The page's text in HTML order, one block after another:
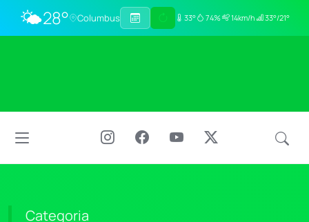
🌤️28° Columbus 33° 74% 14km/h 33°/21°
Categoria